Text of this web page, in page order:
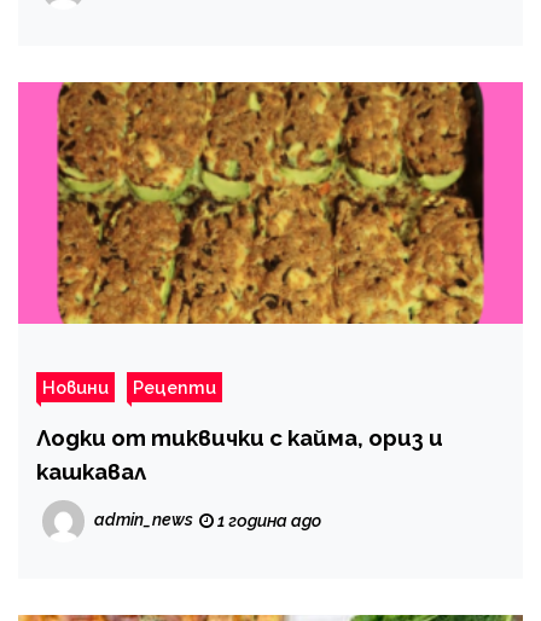
Новини Рецепти
Лодки от тиквички с кайма, ориз и
кашкавал
admin_news 1 година ago